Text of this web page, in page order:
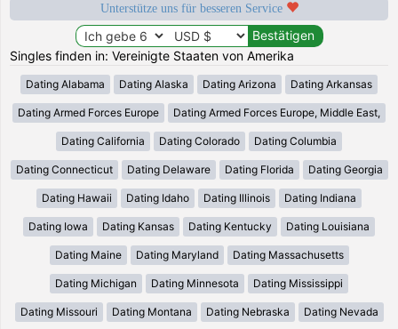
Unterstütze uns für besseren Service
Singles finden in: Vereinigte Staaten von Amerika
Dating Alabama Dating Alaska Dating Arizona Dating Arkansas
Dating Armed Forces Europe Dating Armed Forces Europe, Middle East,
Dating California Dating Colorado Dating Columbia
Dating Connecticut Dating Delaware Dating Florida Dating Georgia
Dating Hawaii Dating Idaho Dating Illinois Dating Indiana
Dating Iowa Dating Kansas Dating Kentucky Dating Louisiana
Dating Maine Dating Maryland Dating Massachusetts
Dating Michigan Dating Minnesota Dating Mississippi
Dating Missouri Dating Montana Dating Nebraska Dating Nevada